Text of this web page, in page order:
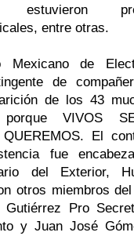
estuvieron
entre otras.
de
de
de los 43
VIVOS
El
fue
del Exterior,
otros miembros
Pro
y Juan José